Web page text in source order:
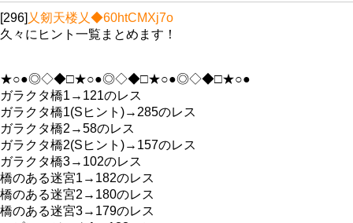
[296] 乂剱天楼乂◆60htCMXj7o
久々にヒント一覧まとめます！
★○●◎◇◆□★○●◎◇◆□★○●◎◇◆□★○●
ガラクタ橋1→121のレス
ガラクタ橋1(Sヒント)→285のレス
ガラクタ橋2→58のレス
ガラクタ橋2(Sヒント)→157のレス
ガラクタ橋3→102のレス
橋のある迷宮1→182のレス
橋のある迷宮2→180のレス
橋のある迷宮3→179のレス